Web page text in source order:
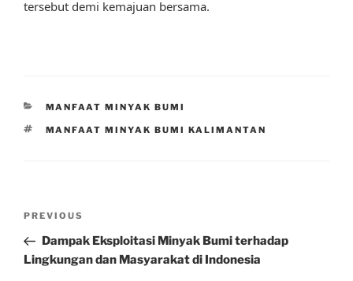
tersebut demi kemajuan bersama.
CATEGORIES
MANFAAT MINYAK BUMI
TAGS
MANFAAT MINYAK BUMI KALIMANTAN
Previous
Post
PREVIOUS
Dampak Eksploitasi Minyak Bumi terhadap
Lingkungan dan Masyarakat di Indonesia